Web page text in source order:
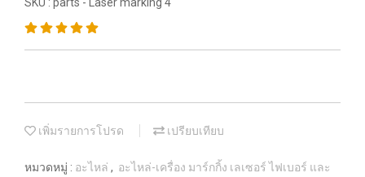
เพิ่มรายการโปรด เปรียบเทียบ
หมวดหมู่ : อะไหล่ , อะไหล่-เครื่อง มาร์กกิ้ง เลเซอร์ ไฟเบอร์ และ